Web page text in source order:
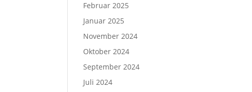
Februar 2025
Januar 2025
November 2024
Oktober 2024
September 2024
Juli 2024